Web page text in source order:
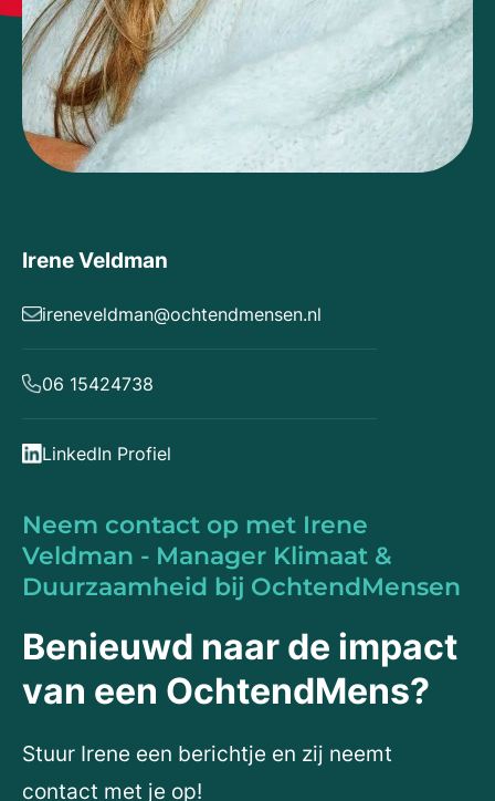
Irene Veldman
ireneveldman@ochtendmensen.nl
06 15424738
LinkedIn Profiel
Neem contact op met Irene
Veldman - Manager Klimaat &
Duurzaamheid bij OchtendMensen
Benieuwd naar de impact
van een OchtendMens?
Stuur Irene een berichtje en zij neemt
contact met je op!